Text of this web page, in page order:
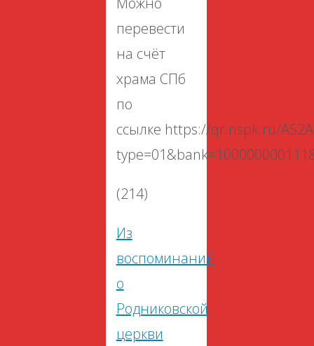
перевести
на счёт
храма СПб
по
ссылке https://qr.nspk.ru/
(214)
Из
воспоминаний
о
Родниковской
церкви